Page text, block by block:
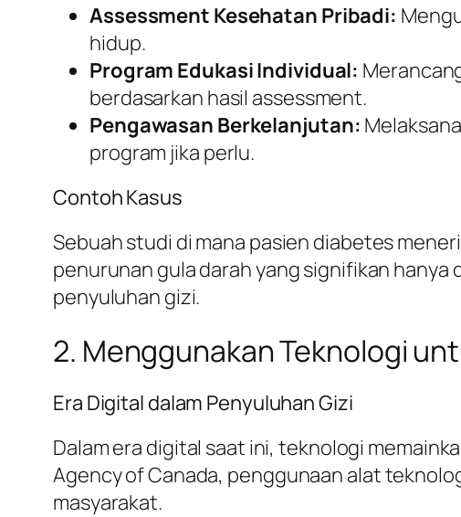
Assessment Kesehatan Pribadi:
hidup.
Program Edukasi Individual:
berdasarkan hasil assessment.
Pengawasan Berkelanjutan:
program jika perlu.
Contoh Kasus
Sebuah studi di mana pasien diabetes
penurunan gula darah yang signifikan hanya
penyuluhan gizi.
2. Menggunakan Teknologi
Era Digital dalam Penyuluhan Gizi
Dalam era digital saat ini, teknologi
Agency of Canada, penggunaan alat
masyarakat.